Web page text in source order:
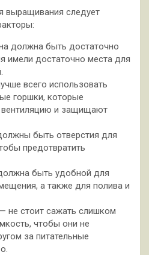
выращивания следует
должна быть достаточно
имели достаточно места для
всего использовать
горшки, которые
и защищают
быть отверстия для
предотвратить
быть удобной для
а также для полива и
не стоит сажать слишком
чтобы они не
за питательные